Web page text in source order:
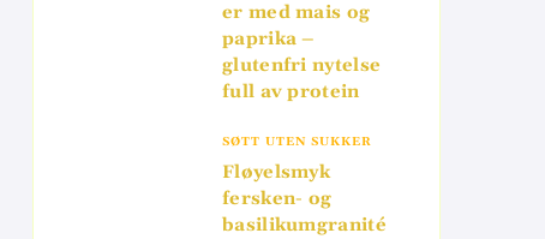
er med mais og
paprika –
glutenfri nytelse
full av protein
SØTT UTEN SUKKER
Fløyelsmyk
fersken- og
basilikumgranité